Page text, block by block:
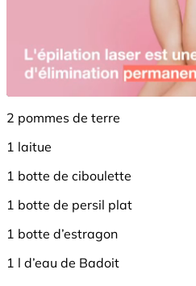
2 pommes de terre
1 laitue
1 botte de ciboulette
1 botte de persil plat
1 botte d’estragon
1 l d’eau de Badoit